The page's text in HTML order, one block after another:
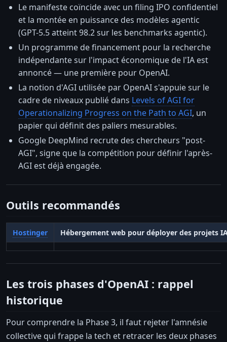
Le manifeste coïncide avec un filing IPO confidentiel
et la montée en puissance des modèles agentic
(GPT-5.5 atteint 98.2 sur les benchmarks agentic).
Un programme de financement pour la recherche
indépendante sur l'impact économique de l'IA est
annoncé — une première pour OpenAI.
La notion d'AGI utilisée par OpenAI s'appuie sur le
cadre de niveaux publié dans Levels of AGI for
Operationalizing Progress on the Path to AGI, un
papier qui définit des paliers mesurables.
Google DeepMind recrute des chercheurs "post-
AGI", signe que la compétition pour définir l'après-
AGI est déjà engagée.
Outils recommandés
Hostinger Hébergement web pour déployer des projets
Les trois phases d'OpenAI : rappel
historique
Pour comprendre la Phase 3, il faut rejeter l'amnésie
collective qui frappe la tech et retracer les deux phases